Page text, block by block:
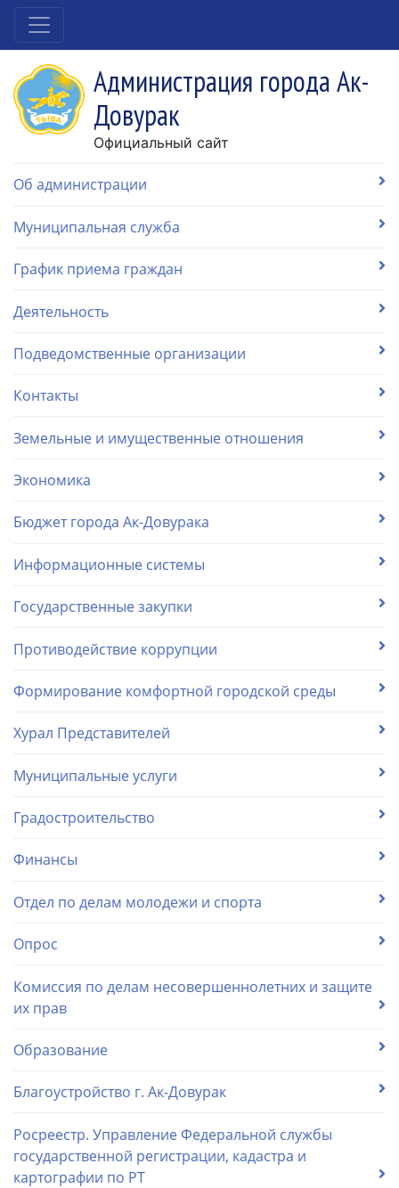
Администрация города Ак-
Довурак
Официальный сайт
Об администрации
Муниципальная служба
График приема граждан
Деятельность
Подведомственные организации
Контакты
Земельные и имущественные отношения
Экономика
Бюджет города Ак-Довурака
Информационные системы
Государственные закупки
Противодействие коррупции
Формирование комфортной городской среды
Хурал Представителей
Муниципальные услуги
Градостроительство
Финансы
Отдел по делам молодежи и спорта
Опрос
Комиссия по делам несовершеннолетних и защите
их прав
Образование
Благоустройство г. Ак-Довурак
Росреестр. Управление Федеральной службы
государственной регистрации, кадастра и
картографии по РТ